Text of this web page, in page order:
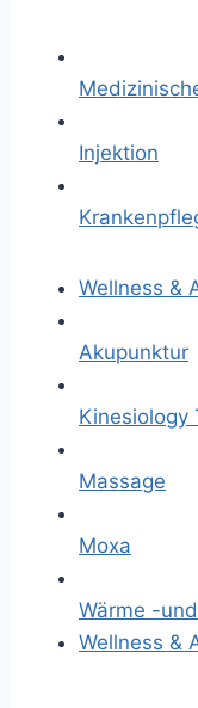
Injektion
Wellness &
Akupunktur
Kinesiology
Massage
Moxa
Wärme -
Wellness &